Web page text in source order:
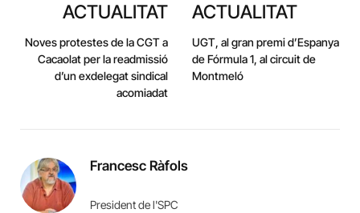
ACTUALITAT
Noves protestes de la CGT a
Cacaolat per la readmissió
d’un exdelegat sindical
acomiadat
ACTUALITAT
UGT, al gran premi d’Espanya
de Fórmula 1, al circuit de
Montmeló
Francesc Ràfols
President de l'SPC